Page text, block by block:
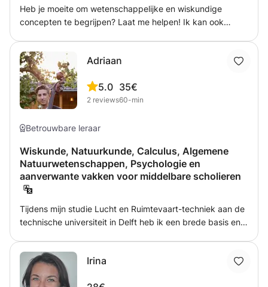
Heb je moeite om wetenschappelijke en wiskundige
concepten te begrijpen? Laat me helpen! Ik kan ook
gestandaardiseerde tests of examens op school. Ik zal de
sessies aanpassen aan uw wensen en behoeften.
Adriaan
5.0
2 reviews
35€
60-min
Betrouwbare leraar
Wiskunde, Natuurkunde, Calculus, Algemene
Natuurwetenschappen, Psychologie en
aanverwante vakken voor middelbare scholieren
Tijdens mijn studie Lucht en Ruimtevaart-techniek aan de
technische universiteit in Delft heb ik een brede basis en
Ik sta met veel liefde leerlingen bij die af en toe wat meer
aandacht nodig hebben bij een specifiek vak of bij een
Irina